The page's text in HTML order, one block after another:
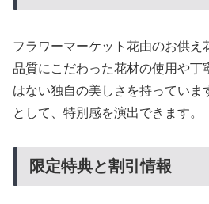
フラワーマーケット花由のお供え
品質にこだわった花材の使用や丁
はない独自の美しさを持っていま
として、特別感を演出できます。
限定特典と割引情報